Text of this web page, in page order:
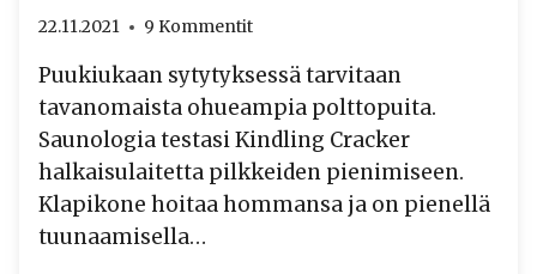
22.11.2021 9 Kommentit
Puukiukaan sytytyksessä tarvitaan
tavanomaista ohueampia polttopuita.
Saunologia testasi Kindling Cracker
halkaisulaitetta pilkkeiden pienimiseen.
Klapikone hoitaa hommansa ja on pienellä
tuunaamisella…